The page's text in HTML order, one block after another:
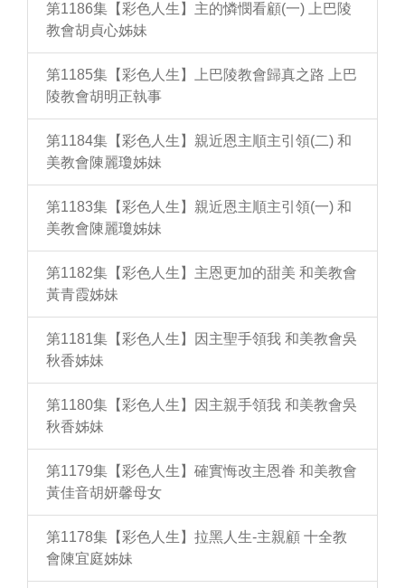
第1186集【彩色人生】主的憐憫看顧(一) 上巴陵
教會胡貞心姊妹
第1185集【彩色人生】上巴陵教會歸真之路 上巴
陵教會胡明正執事
第1184集【彩色人生】親近恩主順主引領(二) 和
美教會陳麗瓊姊妹
第1183集【彩色人生】親近恩主順主引領(一) 和
美教會陳麗瓊姊妹
第1182集【彩色人生】主恩更加的甜美 和美教會
黃青霞姊妹
第1181集【彩色人生】因主聖手領我 和美教會吳
秋香姊妹
第1180集【彩色人生】因主親手領我 和美教會吳
秋香姊妹
第1179集【彩色人生】確實悔改主恩眷 和美教會
黃佳音胡妍馨母女
第1178集【彩色人生】拉黑人生-主親顧 十全教
會陳宜庭姊妹